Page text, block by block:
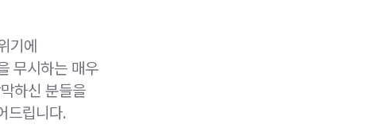
기에
무시하는 매우
하신 분들을
드립니다.